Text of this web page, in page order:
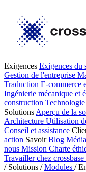
Exigences Exigences du
Gestion de l'entreprise
Traduction E-commerce
Ingénierie mécanique et
construction
Solutions Aperçu de la
Architecture Utilisation
Conseil et assistance
action SavoirBlog
nous Mission Charte
Travailler chez crossbase
/ Solutions / Modules /